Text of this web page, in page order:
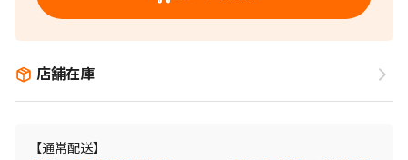
店舗在庫
【通常配送】